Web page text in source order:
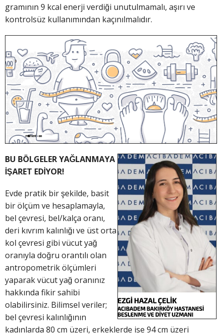
gramının 9 kcal enerji verdiği unutulmamalı, aşırı ve
kontrolsüz kullanımından kaçınılmalıdır.
BU BÖLGELER YAĞLANMAYA
İŞARET EDİYOR!
Evde pratik bir şekilde, basit
bir ölçüm ve hesaplamayla,
bel çevresi, bel/kalça oranı,
deri kıvrım kalınlığı ve üst orta
kol çevresi gibi vücut yağ
oranıyla doğru orantılı olan
antropometrik ölçümleri
yaparak vücut yağ oranınız
hakkında fikir sahibi
olabilirsiniz. Bilimsel veriler;
bel çevresi kalınlığının
kadınlarda 80 cm üzeri, erkeklerde ise 94 cm üzeri